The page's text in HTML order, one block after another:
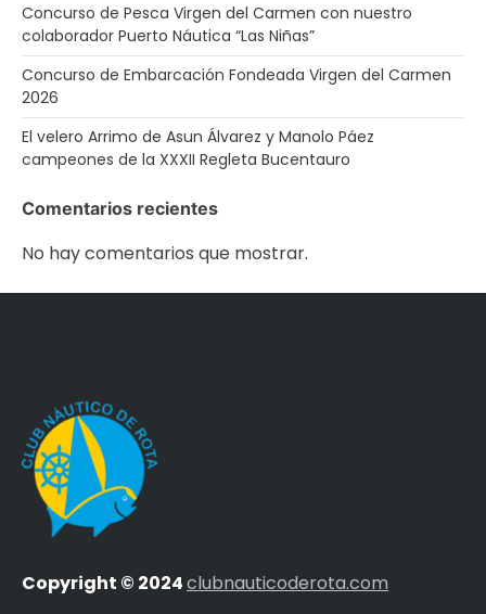
Concurso de Pesca Virgen del Carmen con nuestro
colaborador Puerto Náutica “Las Niñas”
Concurso de Embarcación Fondeada Virgen del Carmen
2026
El velero Arrimo de Asun Álvarez y Manolo Páez
campeones de la XXXII Regleta Bucentauro
Comentarios recientes
No hay comentarios que mostrar.
Copyright © 2024clubnauticoderota.com